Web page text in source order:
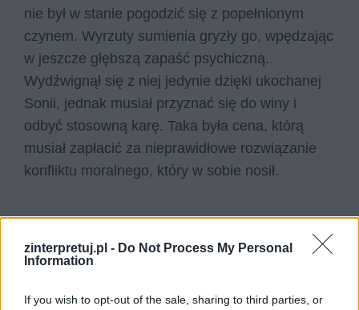
zinterpretuj.pl - Do Not Process My Personal
Information
If you wish to opt-out of the sale, sharing to third parties, or
nie był w stanie pogodzić się z popełnionym
czynem. Wyrzuty sumienia gryzły go, wpędzając
w jeszcze głębszą zapaść psychiczną.
Wydźwignął się z niej jedynie dzięki ukochanej
Sonii, jednak musiał przyznać się do winy i
odbyć stosowną karę. Taka była cena, którą
musiał zapłacić za nieprawidłowe rozwiązanie
konfliktu moralnego, który w sobie nosił.